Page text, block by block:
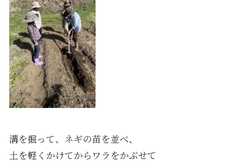
溝を掘って、ネギの苗を並べ、
土を軽くかけてからワラをかぶせて